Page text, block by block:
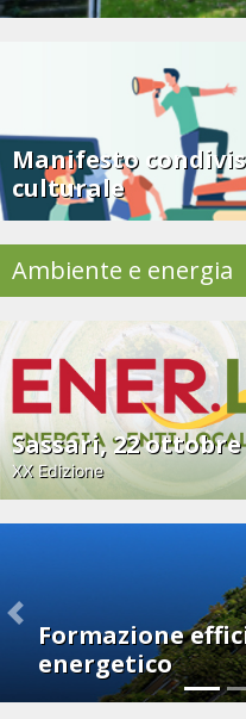
Manifesto
culturale
Ambiente e energia
Sassari, 22 ottobre
XX Edizione
Formazione
energetico
Previous